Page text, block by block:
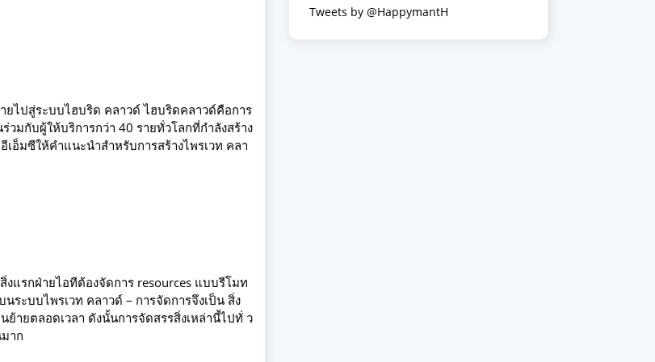
ยไปสู่ระบบไฮบริด คลาวด์ ไฮบริดคลาวด์คือการ
มกับผู้ให้บริการกว่า 40 รายทั่วโลกที่กำลังสร้าง
อ็มซีให้คำแนะนำสำหรับการสร้างไพรเวท คลา
แรกฝ่ายไอทีต้องจัดการ resources แบบรีโมท
ะบบไพรเวท คลาวด์ – การจัดการจึงเป็น สิ่ง
ายตลอดเวลา ดังนั้นการจัดสรรสิ่งเหล่านี้ไปทั่ ว
าก
Tweets by @HappymantH